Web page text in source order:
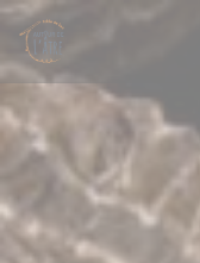
Cookies beheer paneel